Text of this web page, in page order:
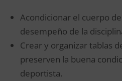
Acondicionar el cuerpo
desempeño de la
Crear y organizar tablas
preserven la buena
deportista.